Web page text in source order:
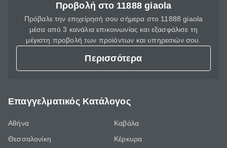
Προβολή στο 11888 giaola
Πρόβαλε την επιχείρησή σου σήμερα στο 11888 giaola
μέσα από 3 κανάλια επικοινωνίας και εξασφάλισε τη
μέγιστη προβολή των προϊόντων και υπηρεσιών σου.
Περισσότερα
Επαγγελματικός Κατάλογος
Αθήνα
Θεσσαλονίκη
Καβάλα
Κέρκυρα